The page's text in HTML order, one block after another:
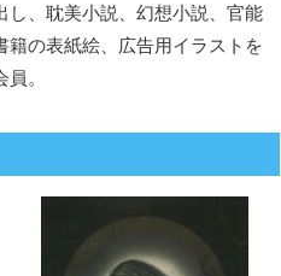
し、耽美小説、幻想小説、官能
籍の表紙絵、広告用イラストを
。